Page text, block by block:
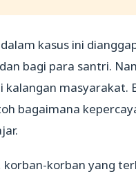
kasus ini
bagi para santri.
kalangan
bagaimana
korban yang